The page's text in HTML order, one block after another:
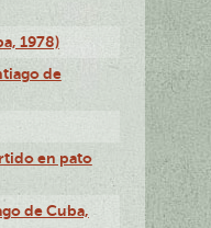
1978)
de
en pato
de Cuba,